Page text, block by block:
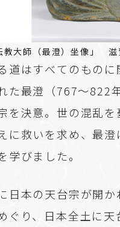
教大師（最澄）坐像」 滋
道はすべてのもの
た最澄（767～822
を決意。世の混乱
に救いを求め、最澄
学びました。
日本の天台宗が開
ぐり、日本全土に天